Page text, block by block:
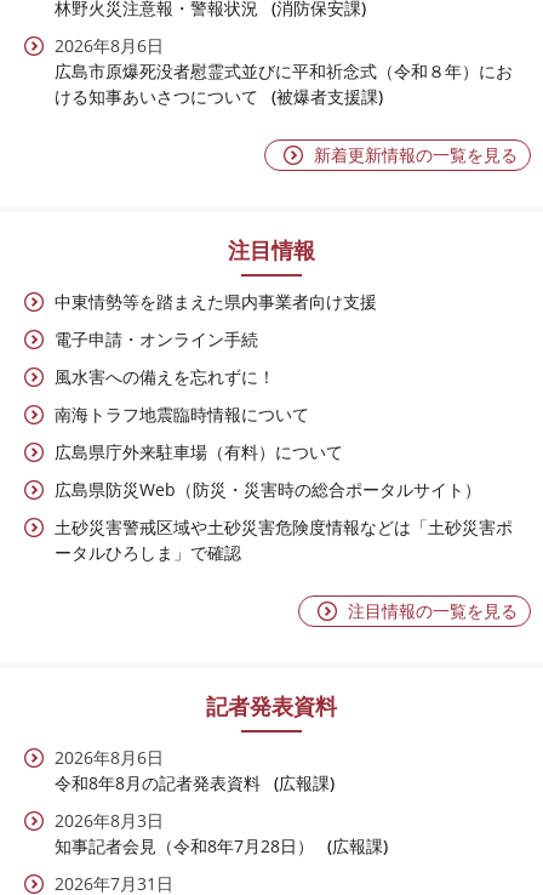
林野火災注意報・警報状況
消防保安課
2026年8月6日
広島市原爆死没者慰霊式並びに平和祈念式（令和８年）にお
ける知事あいさつについて
被爆者支援課
新着更新情報の一覧を見る
注目情報
中東情勢等を踏まえた県内事業者向け支援
電子申請・オンライン手続
風水害への備えを忘れずに！
南海トラフ地震臨時情報について
広島県庁外来駐車場（有料）について
広島県防災Web（防災・災害時の総合ポータルサイト）
土砂災害警戒区域や土砂災害危険度情報などは「土砂災害ポ
ータルひろしま」で確認
注目情報の一覧を見る
記者発表資料
2026年8月6日
令和8年8月の記者発表資料
広報課
2026年8月3日
知事記者会見（令和8年7月28日）
広報課
2026年7月31日